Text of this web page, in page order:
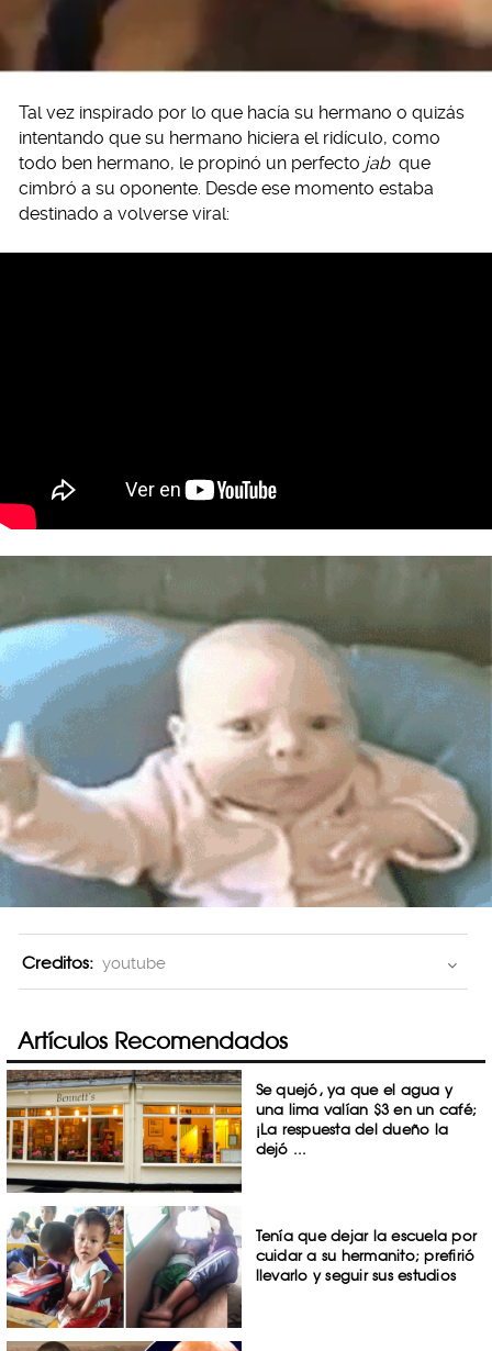
Tal vez inspirado por lo que hacía su hermano o quizás
intentando que su hermano hiciera el ridículo, como
todo ben hermano, le propinó un perfecto jab que
cimbró a su oponente. Desde ese momento estaba
destinado a volverse viral:
Creditos: youtube
Artículos Recomendados
Se quejó, ya que el agua y
una lima valían $3 en un café;
¡La respuesta del dueño la
dejó ...
Tenía que dejar la escuela por
cuidar a su hermanito; prefirió
llevarlo y seguir sus estudios